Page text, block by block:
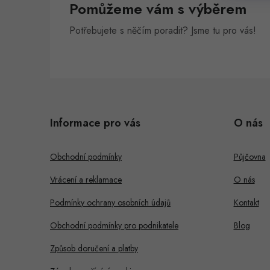
Pomůžeme vám s výběrem
Potřebujete s něčím poradit? Jsme tu pro vás!
Informace pro vás
Obchodní podmínky
Vrácení a reklamace
Podmínky ochrany osobních údajů
Obchodní podmínky pro podnikatele
Způsob doručení a platby
O nás
Půjčovna
O nás
Kontakt
Blog